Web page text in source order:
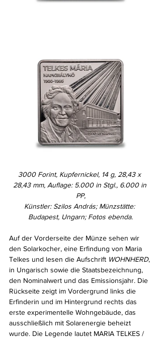
3000 Forint, Kupfernickel, 14 g, 28,43 x
28,43 mm, Auflage: 5.000 in Stgl., 6.000 in
PP,
Künstler: Szilos András; Münzstätte:
Budapest, Ungarn; Fotos ebenda.
Auf der Vorderseite der Münze sehen wir
den Solarkocher, eine Erfindung von Maria
Telkes und lesen die Aufschrift WOHNHERD,
in Ungarisch sowie die Staatsbezeichnung,
den Nominalwert und das Emissionsjahr. Die
Rückseite zeigt im Vordergrund links die
Erfinderin und im Hintergrund rechts das
erste experimentelle Wohngebäude, das
ausschließlich mit Solarenergie beheizt
wurde. Die Legende lautet MARIA TELKES /